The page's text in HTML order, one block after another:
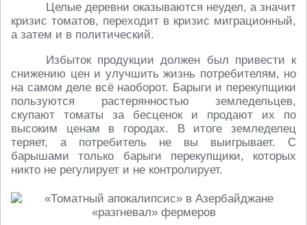
Целые деревни оказываются неудел, а значит
кризис томатов, переходит в кризис миграционный,
а затем и в политический.
Избыток продукции должен был привести к
снижению цен и улучшить жизнь потребителям, но
на самом деле всё наоборот. Барыги и перекупщики
пользуются растерянностью земледельцев,
скупают томаты за бесценок и продают их по
высоким ценам в городах. В итоге земледелец
теряет, а потребитель не вы выигрывает. С
барышами только барыги перекупщики, которых
никто не регулирует и не контролирует.